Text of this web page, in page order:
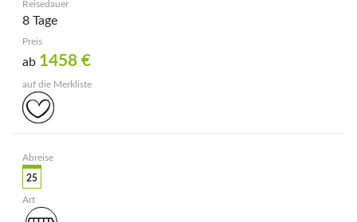
8 Tage
ab 1458 €
25